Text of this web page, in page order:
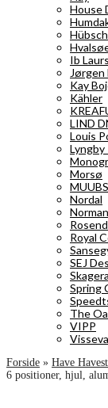
House
Hübsch
Ib
Kay
Kähler
LIND
Louis
Morsø
MUUBS
Nordal
Royal
SEJ
Spring
The
VIPP
Forside » Have
6 positioner, hjul,